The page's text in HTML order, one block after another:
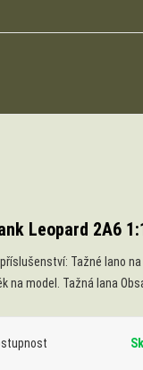
Leopard 2A6
Tažné lano
na model. Tažná lana